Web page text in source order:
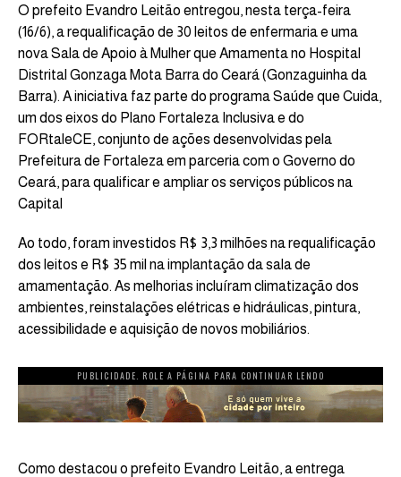
O prefeito Evandro Leitão entregou, nesta terça-feira
(16/6), a requalificação de 30 leitos de enfermaria e uma
nova Sala de Apoio à Mulher que Amamenta no Hospital
Distrital Gonzaga Mota Barra do Ceará (Gonzaguinha da
Barra). A iniciativa faz parte do programa Saúde que Cuida,
um dos eixos do Plano Fortaleza Inclusiva e do
FORtaleCE, conjunto de ações desenvolvidas pela
Prefeitura de Fortaleza em parceria com o Governo do
Ceará, para qualificar e ampliar os serviços públicos na
Capital
Ao todo, foram investidos R$ 3,3 milhões na requalificação
dos leitos e R$ 35 mil na implantação da sala de
amamentação. As melhorias incluíram climatização dos
ambientes, reinstalações elétricas e hidráulicas, pintura,
acessibilidade e aquisição de novos mobiliários.
PUBLICIDADE. ROLE A PÁGINA PARA CONTINUAR LENDO
Como destacou o prefeito Evandro Leitão, a entrega